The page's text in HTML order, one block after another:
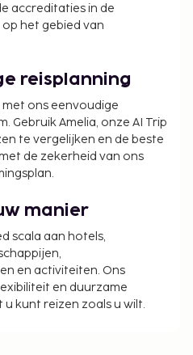
accreditaties in de
het gebied van
reisplanning
met ons eenvoudige
Gebruik Amelia, onze AI Trip
te vergelijken en de beste
de zekerheid van ons
manier
scala aan hotels,
en activiteiten. Ons
en duurzame
kunt reizen zoals u wilt.